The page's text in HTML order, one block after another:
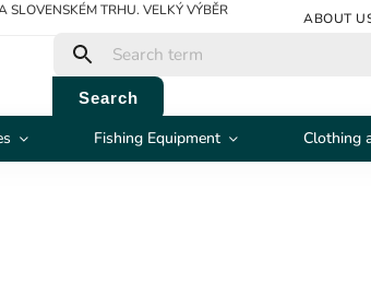
SLOVENSKÉM TRHU. VELKÝ VÝBĚR
ABOUT
Search
Fishing Equipment Clothing